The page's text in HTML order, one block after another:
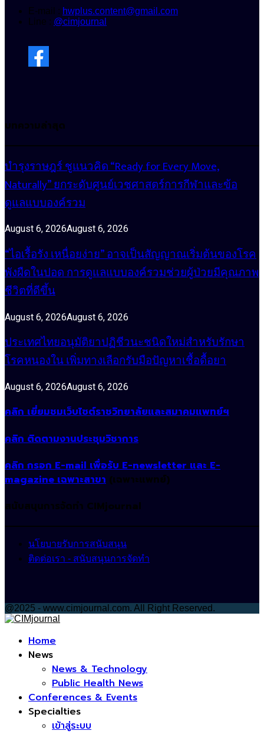
E-mail : hwplus.content@gmail.com
Line : @cimjournal
บทความล่าสุด
บำรุงราษฎร์ ชูแนวคิด “Ready for Every Move,
Naturally” ยกระดับศูนย์เวชศาสตร์การกีฬาและข้อ
ดูแลแบบองค์รวม
August 6, 2026August 6, 2026
“ไอเรื้อรัง เหนื่อยง่าย” อาจเป็นสัญญาณเริ่มต้นของโรค
พังผืดในปอด การดูแลแบบองค์รวมช่วยผู้ป่วยมีคุณภาพ
ชีวิตที่ดีขึ้น
August 6, 2026August 6, 2026
ประเทศไทยอนุมัติยาปฏิชีวนะชนิดใหม่สำหรับรักษา
โรคหนองใน เพิ่มทางเลือกรับมือปัญหาเชื้อดื้อยา
August 6, 2026August 6, 2026
คลิก เยี่ยมชมเว็บไซต์ราชวิทยาลัยและสมาคมแพทย์ฯ
คลิก ติดตามงานประชุมวิชาการ
คลิก กรอก E-mail เพื่อรับ E-newsletter และ E-
magazine เฉพาะสาขา (เฉพาะแพทย์)
สนับสนุนการจัดทำ CIMjournal
นโยบายรับการสนับสนุน
ติดต่อเรา - สนับสนุนการจัดทำ
@2025 - www.cimjournal.com. All Right Reserved.
Home
News
News & Technology
Public Health News
Conferences & Events
Specialties
เข้าสู่ระบบ